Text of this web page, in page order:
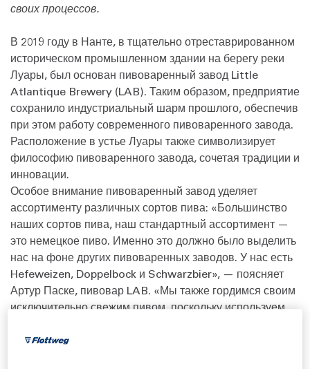
своих процессов.
В 2019 году в Нанте, в тщательно отреставрированном
историческом промышленном здании на берегу реки
Луары, был основан пивоваренный завод Little
Atlantique Brewery (LAB). Таким образом, предприятие
сохранило индустриальный шарм прошлого, обеспечив
при этом работу современного пивоваренного завода.
Расположение в устье Луары также символизирует
философию пивоваренного завода, сочетая традиции и
инновации.
Особое внимание пивоваренный завод уделяет
ассортименту различных сортов пива: «Большинство
наших сортов пива, наш стандартный ассортимент —
это немецкое пиво. Именно это должно было выделить
нас на фоне других пивоваренных заводов. У нас есть
Hefeweizen, Doppelbock и Schwarzbier», — поясняет
Артур Паске, пивовар LAB. «Мы также гордимся своим
исключительно свежим пивом, поскольку используем
наполняются сразу после центрифугирования».